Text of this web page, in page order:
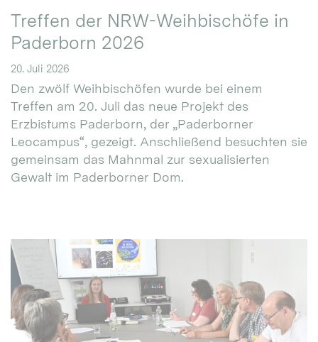
Treffen der NRW-Weihbischöfe in
Paderborn 2026
20. Juli 2026
Den zwölf Weihbischöfen wurde bei einem
Treffen am 20. Juli das neue Projekt des
Erzbistums Paderborn, der „Paderborner
Leocampus“, gezeigt. Anschließend besuchten sie
gemeinsam das Mahnmal zur sexualisierten
Gewalt im Paderborner Dom.